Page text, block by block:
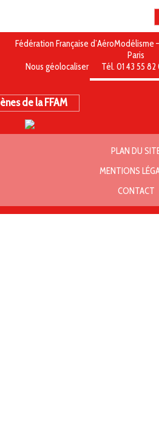
Fédération Française d’AéroModélisme
Paris
Nous géolocaliser
Tél. 01 43 55
de la FFAM
PLAN DU
MENTIONS
CONTACT